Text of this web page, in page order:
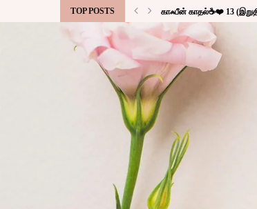
TOP POSTS காஃபீன் காதல்☕❤️ 13